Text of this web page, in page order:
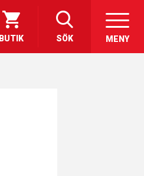
BUTIK SÖK MENY